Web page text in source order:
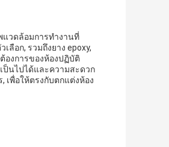
แวดล้อมการทํางานที่
อก, รวมถึงยาง epoxy,
องการของห้องปฏิบัติ
ป็นไปได้และความสะดวก
เพื่อให้ตรงกับตกแต่งห้อง